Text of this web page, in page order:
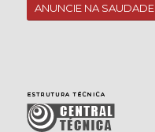
ANUNCIE NA SAUDADE